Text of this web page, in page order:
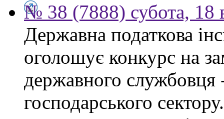
№ 38 (7888) субота, 18
Державна податкова
оголошує конкурс на
державного службовця
господарського